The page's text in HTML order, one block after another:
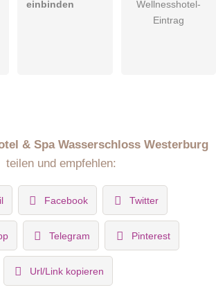
einbinden
Wellnesshotel-
Eintrag
& Spa Wasserschloss Westerburg
teilen und empfehlen:
Facebook Twitter
Telegram Pinterest
Url/Link kopieren